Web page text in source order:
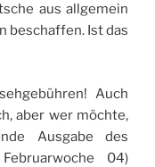
aus allgemein
beschaffen. Ist das
Auch
aber wer möchte,
Ausgabe des
04)